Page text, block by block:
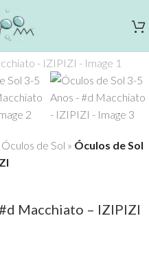
Óculos de Sol » Óculos de Sol
Macchiato – IZIPIZI